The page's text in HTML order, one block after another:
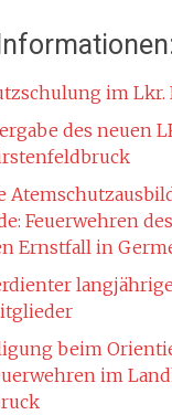
im Lkr.
des neuen
Feuerwehren
Ernstfall in
beim
im